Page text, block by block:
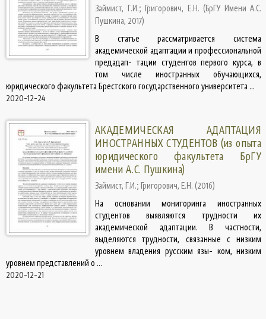
Займист, Г.И.; Григорович, Е.Н. (БрГУ Имени А.С.
Пушкина, 2017)
В статье рассматривается система
академической адаптации и профессиональной
предадап- тации студентов первого курса, в
том числе иностранных обучающихся,
юридического факультета Брестского государственного университета ...
2020-12-24
АКАДЕМИЧЕСКАЯ АДАПТАЦИЯ
ИНОСТРАННЫХ СТУДЕНТОВ (из опыта
юридического факультета БрГУ
имени А.С. Пушкина)
Займист, Г.И.; Григорович, Е.Н. (2016)
На основании мониторинга иностранных
студентов выявляются трудности их
академической адаптации. В частности,
выделяются трудности, связанные с низким
уровнем владения русским язы- ком, низким
уровнем представлений о ...
2020-12-21